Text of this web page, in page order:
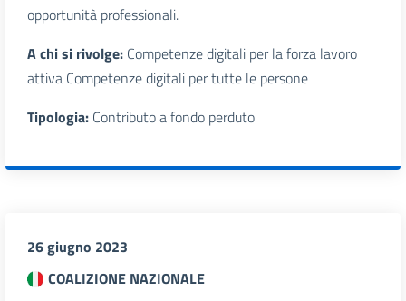
opportunità professionali.
A chi si rivolge: Competenze digitali per la forza lavoro
attiva Competenze digitali per tutte le persone
Tipologia: Contributo a fondo perduto
26 giugno 2023
COALIZIONE NAZIONALE